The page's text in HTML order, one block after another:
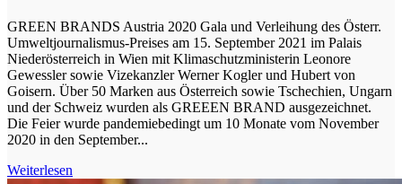
GREEN BRANDS Austria 2020 Gala und Verleihung des Österr.
Umweltjournalismus-Preises am 15. September 2021 im Palais
Niederösterreich in Wien mit Klimaschutzministerin Leonore
Gewessler sowie Vizekanzler Werner Kogler und Hubert von
Goisern. Über 50 Marken aus Österreich sowie Tschechien, Ungarn
und der Schweiz wurden als GREEEN BRAND ausgezeichnet.
Die Feier wurde pandemiebedingt um 10 Monate vom November
2020 in den September...
Weiterlesen